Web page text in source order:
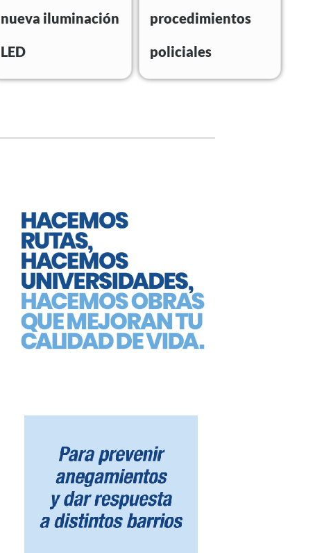
nueva iluminación
LED
procedimientos
policiales